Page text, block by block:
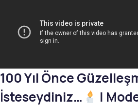
100 Yıl Önce
İsteseydiniz…
|